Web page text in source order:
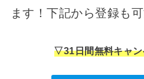
ます！下記から登録も可
▽31日間無料キャ